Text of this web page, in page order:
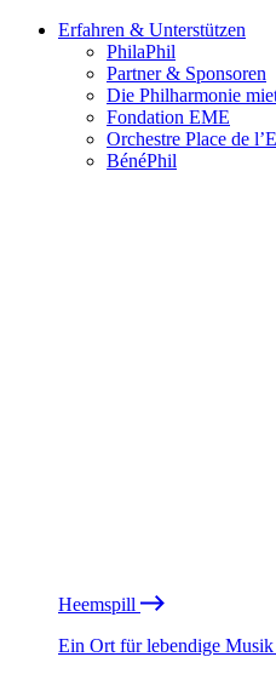
Erfahren & Unterstützen
PhilaPhil
Partner & Sponsoren
Die Philharmonie
Fondation EME
Orchestre Place de
BénéPhil
Heemspill
Ein Ort für lebendige Musik